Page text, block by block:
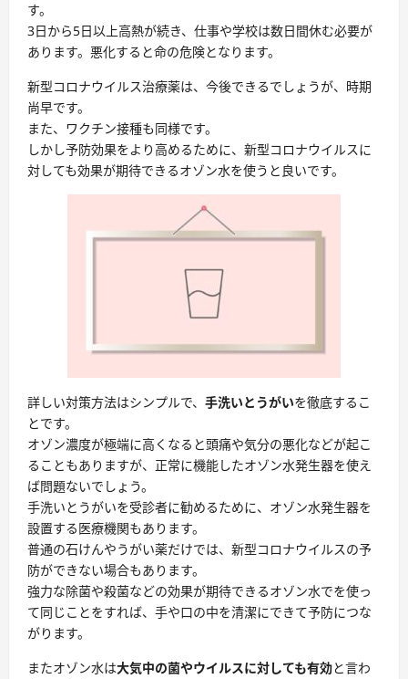
す。
3日から5日以上高熱が続き、仕事や学校は数日間休む必要が
あります。悪化すると命の危険となります。
新型コロナウイルス治療薬は、今後できるでしょうが、時期
尚早です。
また、ワクチン接種も同様です。
しかし予防効果をより高めるために、新型コロナウイルスに
対しても効果が期待できるオゾン水を使うと良いです。
詳しい対策方法はシンプルで、 手洗いとうがいを徹底するこ
とです。
オゾン濃度が極端に高くなると頭痛や気分の悪化などが起こ
ることもありますが、正常に機能したオゾン水発生器を使え
ば問題ないでしょう。
手洗いとうがいを受診者に勧めるために、オゾン水発生器を
設置する医療機関もあります。
普通の石けんやうがい薬だけでは、新型コロナウイルスの予
防ができない場合もあります。
強力な除菌や殺菌などの効果が期待できるオゾン水でを使っ
て同じことをすれば、手や口の中を清潔にできて予防につな
がります。
またオゾン水は大気中の菌やウイルスに対しても有効と言わ